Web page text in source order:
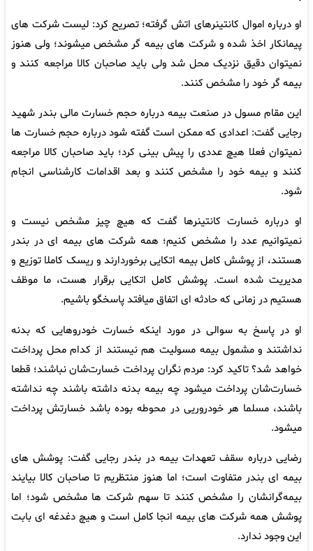
او درباره اموال کانتینرهای اتش گرفته؛ تصریح کرد: لیست شرکت های
پیمانکار اخذ شده و شرکت های بیمه گر مشخص میشوند؛ ولی هنوز
نمیتوان دقیق نزدیک محل شد ولی باید صاحبان کالا مراجعه کنند و
بیمه گر خود را مشخص کنند.
این مقام مسول در صنعت بیمه درباره حجم خسارت مالی بندر شهید
رجایی گفت: اعدادی که ممکن است گفته شود درباره حجم خسارت ها
نمیتوان فعلا هیچ عددی را پیش بینی کرد؛ باید صاحبان کالا مراجعه
کنند و بیمه خود را مشخص کنند و بعد اقدامات کارشناسی انجام
شود.
او درباره خسارت کانتینرها گفت که هیچ چیز مشخص نیست و
نمیتوانیم عدد را مشخص کنیم؛ همه شرکت های بیمه ای در بندر
هستند، از پوشش کامل بیمه اتکایی برخوردارند و ریسک کاملا توزیع و
مدیریت شده است. پوشش کامل اتکایی برقرار هست، ما موظف
هستیم در زمانی که حادثه ای اتفاق میافتد پاسخگو باشیم.
او در پاسخ به سوالی در مورد اینکه خسارت خودروهایی که بدنه
نداشتند و مشمول بیمه مسولیت هم نیستند از کدام محل پرداخت
خواهد شد؟ تاکید کرد: مردم نگران پرداخت خسارت‌شان نباشند؛ قطعا
خسارت‌شان پرداخت میشود چه بیمه بدنه داشته باشند چه نداشته
باشند، مسلما هر خودروریی در محوطه بوده باشد خسارتش پرداخت
میشود.
رضایی درباره سقف تعهدات بیمه در بندر رجایی گفت: پوشش های
بیمه ای بندر متفاوت است؛ اما هنوز منتظریم تا صاحبان کالا بیایند
بیمه‌گرانشان را مشخص کنند تا سهم شرکت ها مشخص شود؛ اما
پوشش همه شرکت های بیمه انجا کامل است و هیچ دغدغه ای بابت
این وجود ندارد.